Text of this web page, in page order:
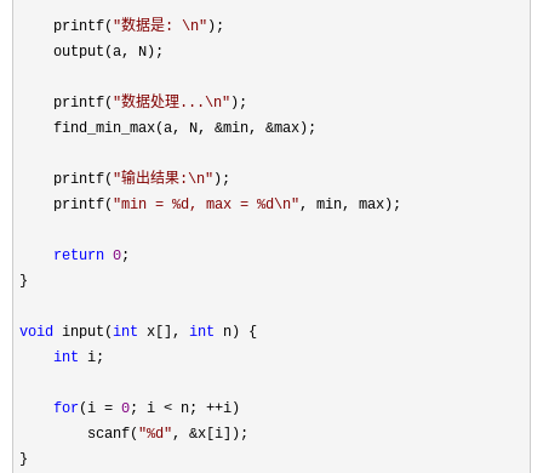
    printf(
"数据是: \n" );
    output(a, N);
    printf(
"数据处理...\n" );
    find_min_max(a, N,
&min, &max);
    printf(
"输出结果:\n" );
    printf(
"min = %d, max = %d\n", min, max);
return 0;
}
void input(int x[], int n) {
int i;
for(i = 0; i < n; ++i)
        scanf(
"%d", &x[i]);
}